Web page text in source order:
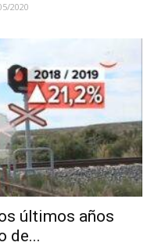
2020
últimos años
de...